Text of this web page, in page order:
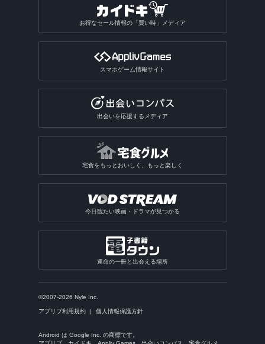
お得なセール情報の「買い時」メディア
スマホゲーム情報サイト
出会いを応援するメディア
宅食をもっとおいしく、もっと楽しく
今日観たい映画・ドラマが見つかる
運命の一冊と出会える場所
©2007-2026 Nyle Inc.
アプリブ利用規約 個人情報保護方針
Android は Google Inc. の商標です。